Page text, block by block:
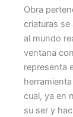
Obra
criaturas
al mundo
ventana
representa
cual, ya en
su ser y